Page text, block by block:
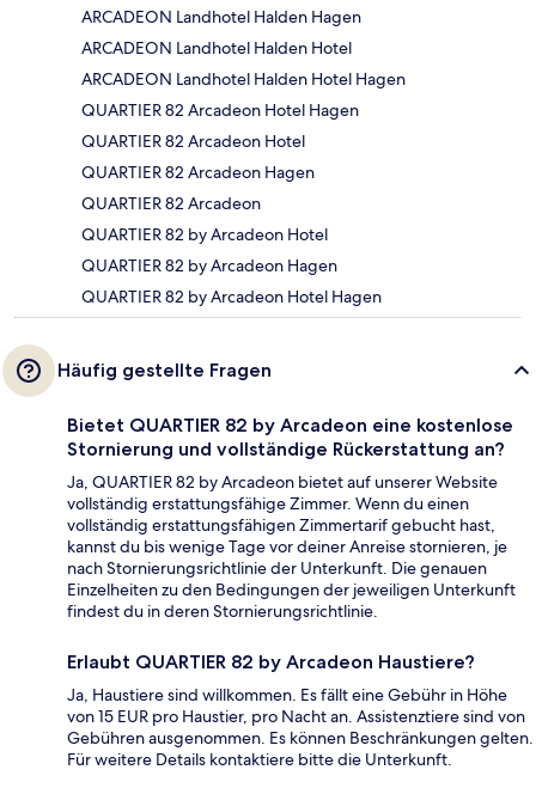
ARCADEON Landhotel Halden Hagen
ARCADEON Landhotel Halden Hotel
ARCADEON Landhotel Halden Hotel Hagen
QUARTIER 82 Arcadeon Hotel Hagen
QUARTIER 82 Arcadeon Hotel
QUARTIER 82 Arcadeon Hagen
QUARTIER 82 Arcadeon
QUARTIER 82 by Arcadeon Hotel
QUARTIER 82 by Arcadeon Hagen
QUARTIER 82 by Arcadeon Hotel Hagen
Häufig gestellte Fragen
Bietet QUARTIER 82 by Arcadeon eine kostenlose
Stornierung und vollständige Rückerstattung an?
Ja, QUARTIER 82 by Arcadeon bietet auf unserer Website
vollständig erstattungsfähige Zimmer. Wenn du einen
vollständig erstattungsfähigen Zimmertarif gebucht hast,
kannst du bis wenige Tage vor deiner Anreise stornieren, je
nach Stornierungsrichtlinie der Unterkunft. Die genauen
Einzelheiten zu den Bedingungen der jeweiligen Unterkunft
findest du in deren Stornierungsrichtlinie.
Erlaubt QUARTIER 82 by Arcadeon Haustiere?
Ja, Haustiere sind willkommen. Es fällt eine Gebühr in Höhe
von 15 EUR pro Haustier, pro Nacht an. Assistenztiere sind von
Gebühren ausgenommen. Es können Beschränkungen gelten.
Für weitere Details kontaktiere bitte die Unterkunft.